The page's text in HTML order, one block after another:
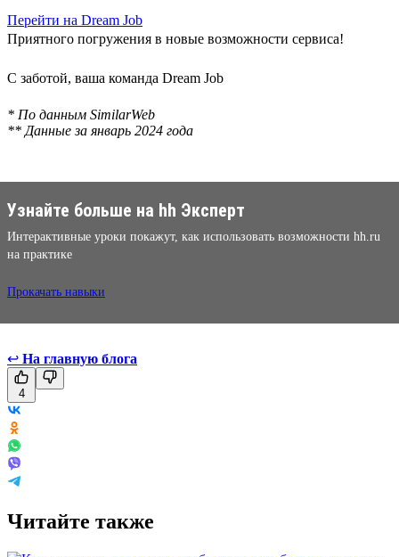
Перейти на Dream Job
Приятного погружения в новые возможности сервиса!
С заботой, ваша команда Dream Job
* По данным SimilarWeb
** Данные за январь 2024 года
Узнайте больше на hh Эксперт
Интерактивные уроки покажут, как использовать возможности hh.ru
на практике
Прокачать навыки
↩ На главную блога
4
Читайте также